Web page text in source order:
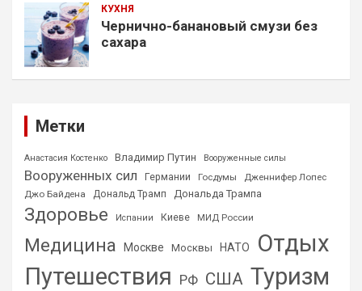
КУХНЯ
Чернично-банановый смузи без
сахара
Метки
Анастасия Костенко Владимир Путин Вооруженные силы
Вооруженных сил Германии Госдумы
Дженнифер Лопес
Джо Байдена
Дональд Трамп Дональда Трампа
Здоровье Испании Киеве МИД России
Медицина Москве Москвы НАТО
Отдых
Путешествия РФ США Туризм